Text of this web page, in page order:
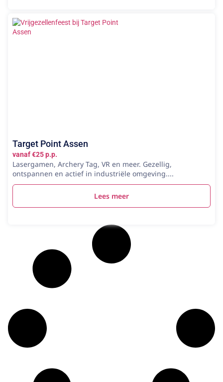
Target Point Assen
vanaf €25 p.p.
Lasergamen, Archery Tag, VR en meer. Gezellig,
ontspannen en actief in industriële omgeving....
Lees meer